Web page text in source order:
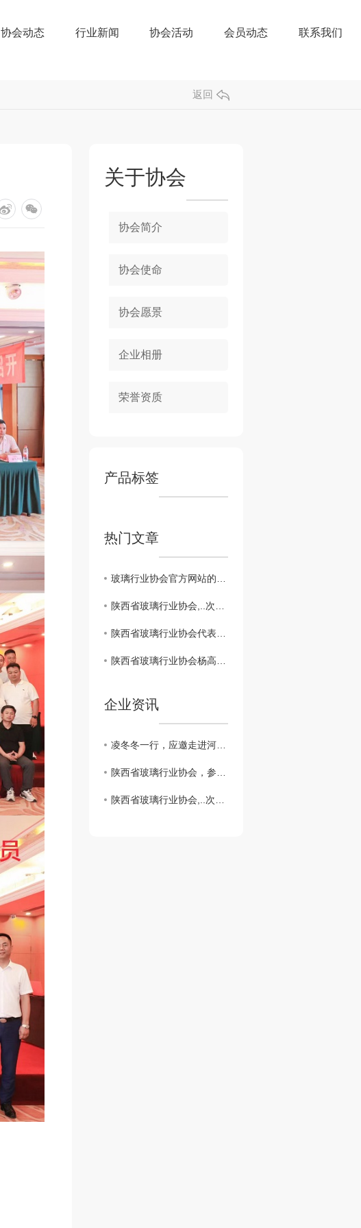
协会动态 行业新闻 协会活动 会员动态 联系我们
返回
关于协会
协会简介
协会使命
协会愿景
企业相册
荣誉资质
产品标签
热门文章
玻璃行业协会官方网站的会员服务
陕西省玻璃行业协会,..次次会员大会。
陕西省玻璃行业协会代表团，在会长凌冬冬的带领下，赴郑州参加河南省建筑玻璃专业委员会会员大会！
陕西省玻璃行业协会杨高奎秘书长，走访会员单位，进行调研。
企业资讯
凌冬冬一行，应邀走进河南中联玻璃有限公司，考察交流学习
陕西省玻璃行业协会，参加中国玻璃行业协会2024年会。
陕西省玻璃行业协会,..次次会员大会。